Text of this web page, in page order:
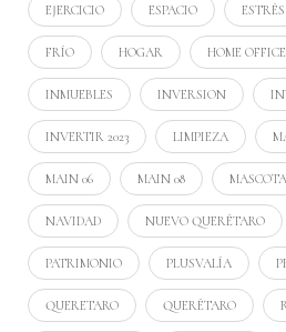
EJERCICIO ESPACIO ESTRÉS
FRÍO HOGAR HOME OFFICE
INMUEBLES INVERSION
INVERTIR 2023 LIMPIEZA
MAIN 06 MAIN 08
NAVIDAD NUEVO QUERÉTARO
PATRIMONIO PLUSVALÍA
QUERETARO QUERÉTARO